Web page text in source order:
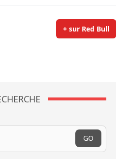
+ sur Red Bull
GO